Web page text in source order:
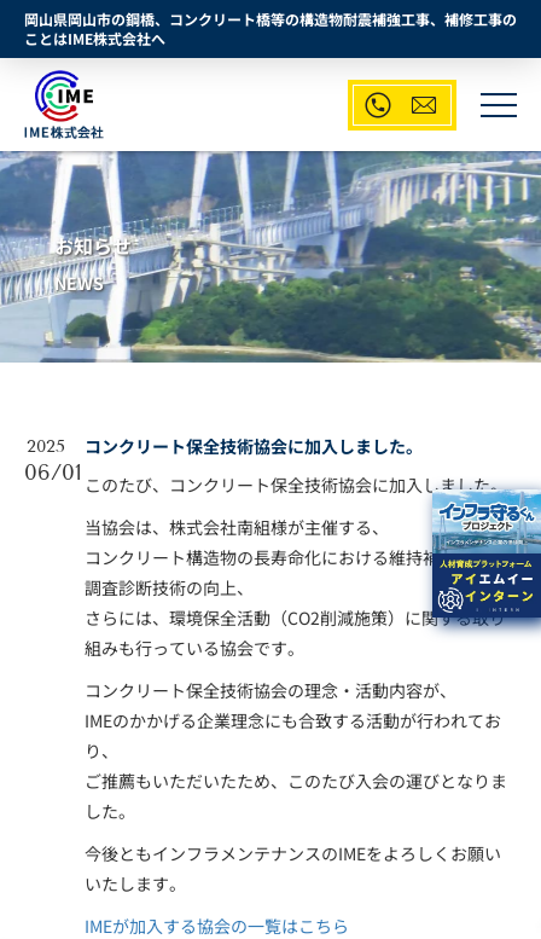
岡山県岡山市の鋼橋、コンクリート橋等の構造物耐震補強工事、補修工事の
ことはIME株式会社へ
 
お知らせ
NEWS
2025
06/01
コンクリート保全技術協会に加入しました。
このたび、コンクリート保全技術協会に加入しました。
当協会は、株式会社南組様が主催する、
コンクリート構造物の長寿命化における維持補修技術・
調査診断技術の向上、
さらには、環境保全活動（CO2削減施策）に関する取り
組みも行っている協会です。
コンクリート保全技術協会の理念・活動内容が、
IMEのかかげる企業理念にも合致する活動が行われてお
り、
ご推薦もいただいたため、このたび入会の運びとなりま
した。
今後ともインフラメンテナンスのIMEをよろしくお願い
いたします。
IMEが加入する協会の一覧はこちら